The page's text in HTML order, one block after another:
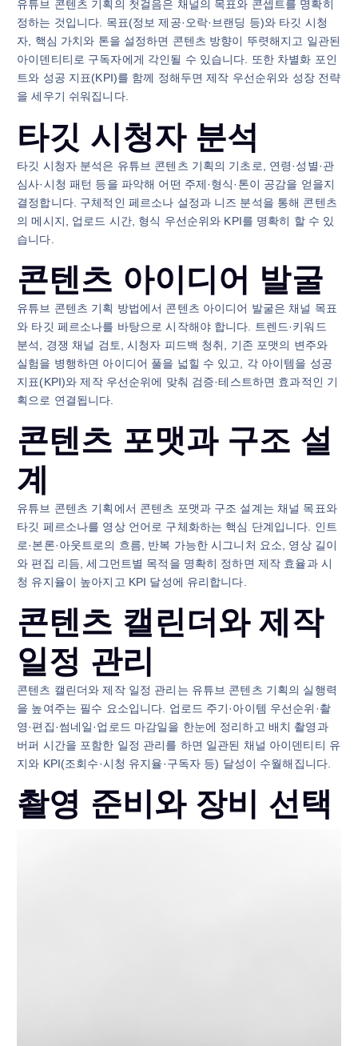
유튜브 콘텐츠 기획의 첫걸음은 채널의 목표와 콘셉트를 명확히
정하는 것입니다. 목표(정보 제공·오락·브랜딩 등)와 타깃 시청
자, 핵심 가치와 톤을 설정하면 콘텐츠 방향이 뚜렷해지고 일관된
아이덴티티로 구독자에게 각인될 수 있습니다. 또한 차별화 포인
트와 성공 지표(KPI)를 함께 정해두면 제작 우선순위와 성장 전략
을 세우기 쉬워집니다.
타깃 시청자 분석
타깃 시청자 분석은 유튜브 콘텐츠 기획의 기초로, 연령·성별·관
심사·시청 패턴 등을 파악해 어떤 주제·형식·톤이 공감을 얻을지
결정합니다. 구체적인 페르소나 설정과 니즈 분석을 통해 콘텐츠
의 메시지, 업로드 시간, 형식 우선순위와 KPI를 명확히 할 수 있
습니다.
콘텐츠 아이디어 발굴
유튜브 콘텐츠 기획 방법에서 콘텐츠 아이디어 발굴은 채널 목표
와 타깃 페르소나를 바탕으로 시작해야 합니다. 트렌드·키워드
분석, 경쟁 채널 검토, 시청자 피드백 청취, 기존 포맷의 변주와
실험을 병행하면 아이디어 풀을 넓힐 수 있고, 각 아이템을 성공
지표(KPI)와 제작 우선순위에 맞춰 검증·테스트하면 효과적인 기
획으로 연결됩니다.
콘텐츠 포맷과 구조 설
계
유튜브 콘텐츠 기획에서 콘텐츠 포맷과 구조 설계는 채널 목표와
타깃 페르소나를 영상 언어로 구체화하는 핵심 단계입니다. 인트
로·본론·아웃트로의 흐름, 반복 가능한 시그니처 요소, 영상 길이
와 편집 리듬, 세그먼트별 목적을 명확히 정하면 제작 효율과 시
청 유지율이 높아지고 KPI 달성에 유리합니다.
콘텐츠 캘린더와 제작
일정 관리
콘텐츠 캘린더와 제작 일정 관리는 유튜브 콘텐츠 기획의 실행력
을 높여주는 필수 요소입니다. 업로드 주기·아이템 우선순위·촬
영·편집·썸네일·업로드 마감일을 한눈에 정리하고 배치 촬영과
버퍼 시간을 포함한 일정 관리를 하면 일관된 채널 아이덴티티 유
지와 KPI(조회수·시청 유지율·구독자 등) 달성이 수월해집니다.
촬영 준비와 장비 선택